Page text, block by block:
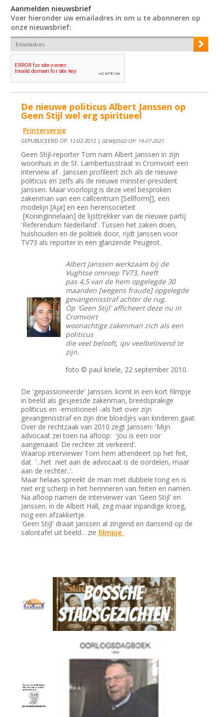
Aanmelden nieuwsbrief
Voer hieronder uw emailadres in om u te abonneren op
onze nieuwsbrief:
De nieuwe politicus Albert Janssen op
Geen Stijl wel erg spiritueel
Printerversie
GEPUBLICEERD OP: 12-02-2012 | GEWIJZIGD OP: 19-07-2021
Geen Stijl-reporter Tom nam Albert Janssen in zijn
woonhuis in de St. Lambertusstraat in Cromvoirt een
interview af . Janssen profileert zich als de nieuwe
politicus en zelfs als de nieuwe minister-president
Janssen. Maar voorlopig is deze veel besproken
zakenman van een callcentrum [Sellform[], een
modelijn [Aja] en een herensociëteit
[Koninginnelaan] de lijsttrekker van de nieuwe partij
'Referendum Nederland'. Tussen het zaken doen,
huishouden en de politiek door, rijdt Janssen voor
TV73 als reporter in een glanzende Peugeot.
Albert Janssen werkzaam bij de
Vughtse omroep TV73, heeft
pas 4,5 van de hem opgelegde 30
maanden [wegens fraude] opgelegde
gevangenisstraf achter de rug.
Op 'Geen Stijl' afficheert deze nu in
Cromvoirt
woonachtige zakenman zich als een
politicus
die veel belooft, ipv veelbelovend te
zijn.
foto © paul kriele, 22 september 2010.
De 'gepassioneerde' Janssen. komt in een kort filmpje
in beeld als gesjeesde zakenman, breedsprakige
politicus en -emotioneel -als het over zijn
gevangenisstraf en zijn drie bloedjes van kinderen gaat.
Over de rechtzaak van 2010 zegt Janssen: 'Mijn
advocaat zei toen na afloop: 'Jou is een oor
aangenaaid. De rechter zit verkeerd'.
Waarop interviewer Tom hem attendeert op het feit,
dat '...het niet aan de advocaat is de oordelen, maar
aan de rechter..'.
Maar helaas spreekt de man met dubbele tong en is
niet erg scherp in het herinneren van feiten en namen.
Na afloop namen de interviewer van 'Geen Stijl' en
Janssen. in de Albert Hall, zeg maar inpandige kroeg,
nog een afzakkertje.
'Geen Stijl' draait Janssen al zingend en dansend op de
salontafel uit beeld... ziefilmpje